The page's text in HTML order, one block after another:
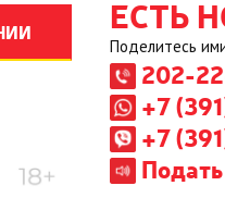
ЕСТЬ
Поделитесь
202-
+7
+7